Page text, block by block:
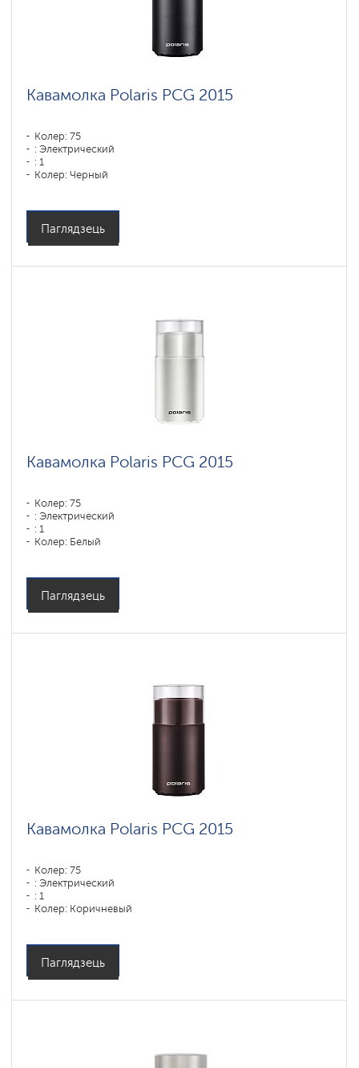
Кавамолка Polaris PCG 2015
Колер: 75
: Электрический
: 1
Колер: Черный
Емкость бункера для зерен: 250 гр
Паглядзець
Кавамолка Polaris PCG 2015
Колер: 75
: Электрический
: 1
Колер: Белый
Емкость бункера для зерен: 250 гр
Паглядзець
Кавамолка Polaris PCG 2015
Колер: 75
: Электрический
: 1
Колер: Коричневый
Емкость бункера для зерен: 250 гр
Паглядзець